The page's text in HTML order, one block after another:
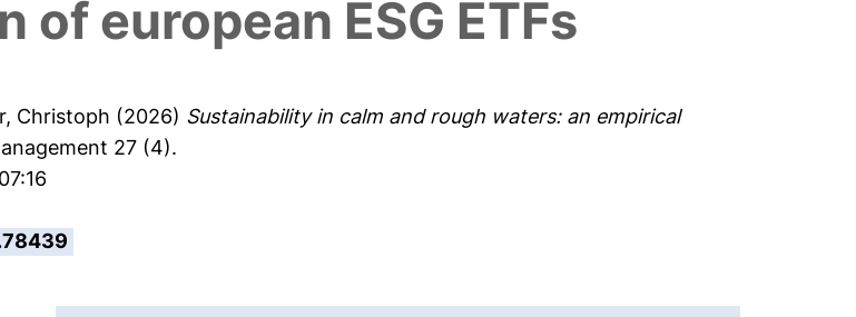
european ESG ETFs
Christoph (2026) Sustainability in calm and rough waters: an empirical
27 (4).